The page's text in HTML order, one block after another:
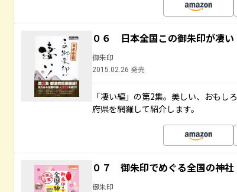
０６ 日本全国この御朱印が凄
御朱印
2015.02.26 発売
「凄い編」の第2集。美しい、おも
府県を網羅して紹介します。
０７ 御朱印でめぐる全国の神
御朱印